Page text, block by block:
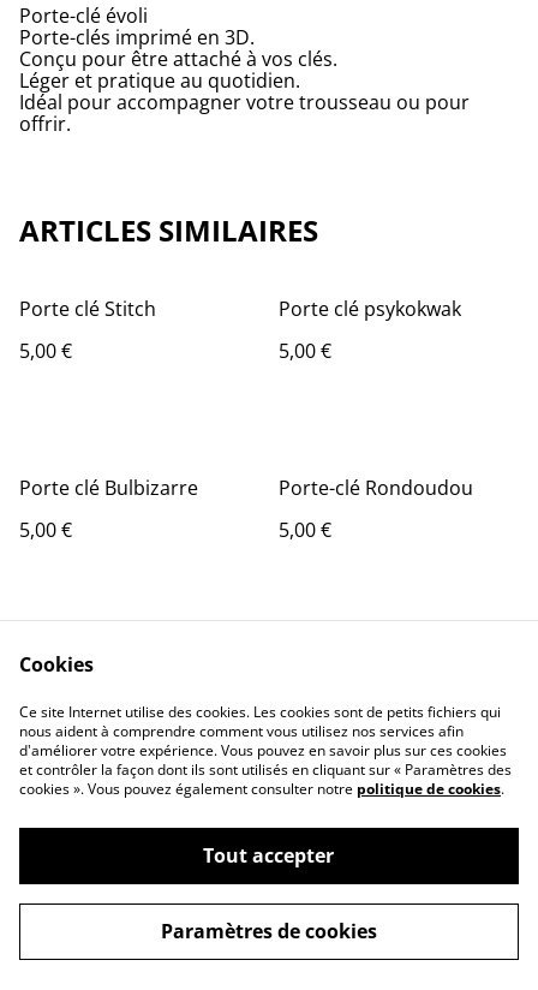
Porte-clé évoli
Porte-clés imprimé en 3D.
Conçu pour être attaché à vos clés.
Léger et pratique au quotidien.
Idéal pour accompagner votre trousseau ou pour
offrir.
ARTICLES SIMILAIRES
Porte clé Stitch
5,00 €
Porte clé psykokwak
5,00 €
Porte clé Bulbizarre
5,00 €
Porte-clé Rondoudou
5,00 €
Contact Us
Legal Terms
Privacy Policy
Cookie Policy
Arno_3d_print
Cookies
Ce site Internet utilise des cookies. Les cookies sont de petits fichiers qui
nous aident à comprendre comment vous utilisez nos services afin
d'améliorer votre expérience. Vous pouvez en savoir plus sur ces cookies
et contrôler la façon dont ils sont utilisés en cliquant sur « Paramètres des
cookies ». Vous pouvez également consulter notre politique de cookies.
Tout accepter
Paramètres de cookies